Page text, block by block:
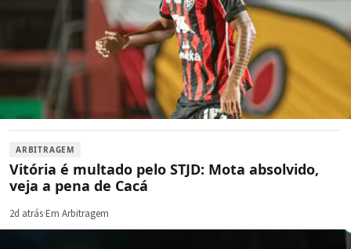
ARBITRAGEM
Vitória é multado pelo STJD: Mota absolvido,
veja a pena de Cacá
2d atrás·Em Arbitragem